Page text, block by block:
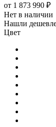
от 1 873 990 ₽
Нет в наличии
Нашли
Цвет